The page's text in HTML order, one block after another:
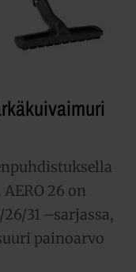
26 on
31 –sarjassa,
painoarvo